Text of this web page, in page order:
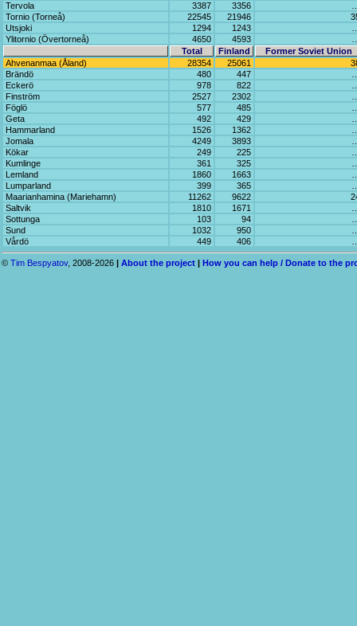
Tervola
3387 3356
Tornio (Torneå)
22545 21946
Utsjoki
1294 1243
Ylitornio (Övertorneå)
4650 4593
Total
Finland
Former Soviet Union
Ahvenanmaa (Åland)
28354 25061
Brändö
480 447
Eckerö
978 822
Finström
2527 2302
Föglö
577 485
Geta
492 429
Hammarland
1526 1362
Jomala
4249 3893
Kökar
249 225
Kumlinge
361 325
Lemland
1860 1663
Lumparland
399 365
Maarianhamina (Mariehamn)
11262 9622
Saltvik
1810 1671
Sottunga
103 94
Sund
1032 950
Vårdö
449 406
© Tim Bespyatov, 2008-2026 | About the project | How you can help / Donate to the